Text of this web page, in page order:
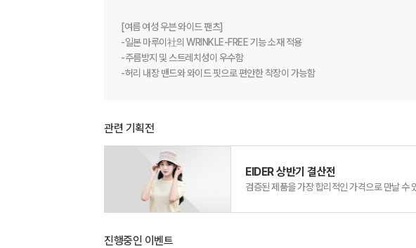
[여름 여성 우븐 와이드 팬츠]
-일본 마루이社의 WRINKLE-FREE 기능 소재 적용
-주름방지 및 스트레치성이 우수함
-허리 내장 밴드와 와이드 핏으로 편안한 착장이 가능함
관련 기획전
EIDER 상반기 결산전
검증된 제품을 가장 합리적인 가격으로 만날 수
진행중인 이벤트